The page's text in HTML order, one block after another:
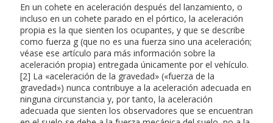
En un cohete en aceleración después del lanzamiento, o
incluso en un cohete parado en el pórtico, la aceleración
propia es la que sienten los ocupantes, y que se describe
como fuerza g (que no es una fuerza sino una aceleración;
véase ese artículo para más información sobre la
aceleración propia) entregada únicamente por el vehículo.
[2] La «aceleración de la gravedad» («fuerza de la
gravedad») nunca contribuye a la aceleración adecuada en
ninguna circunstancia y, por tanto, la aceleración
adecuada que sienten los observadores que se encuentran